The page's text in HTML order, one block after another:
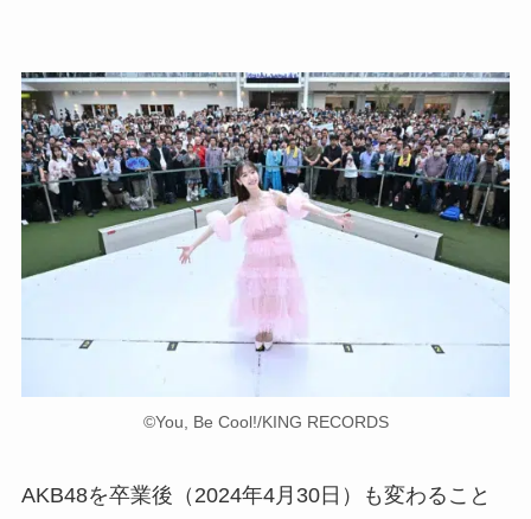
©You, Be Cool!/KING RECORDS
AKB48を卒業後（2024年4月30日）も変わること